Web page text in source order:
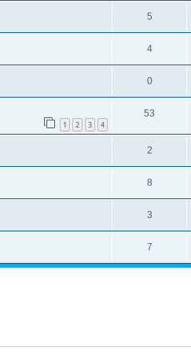
5
4
0
1 2 3 4
53
2
8
3
7